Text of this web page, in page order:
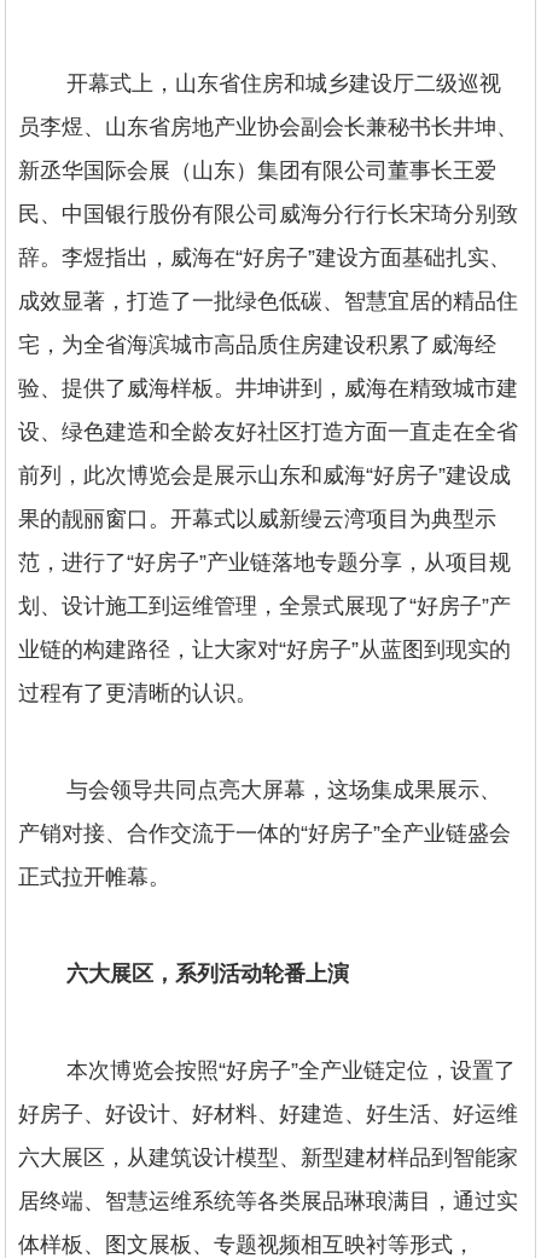
开幕式上，山东省住房和城乡建设厅二级巡视
员李煜、山东省房地产业协会副会长兼秘书长井坤、
新丞华国际会展（山东）集团有限公司董事长王爱
民、中国银行股份有限公司威海分行行长宋琦分别致
辞。李煜指出，威海在“好房子”建设方面基础扎实、
成效显著，打造了一批绿色低碳、智慧宜居的精品住
宅，为全省海滨城市高品质住房建设积累了威海经
验、提供了威海样板。井坤讲到，威海在精致城市建
设、绿色建造和全龄友好社区打造方面一直走在全省
前列，此次博览会是展示山东和威海“好房子”建设成
果的靓丽窗口。开幕式以威新缦云湾项目为典型示
范，进行了“好房子”产业链落地专题分享，从项目规
划、设计施工到运维管理，全景式展现了“好房子”产
业链的构建路径，让大家对“好房子”从蓝图到现实的
过程有了更清晰的认识。
与会领导共同点亮大屏幕，这场集成果展示、
产销对接、合作交流于一体的“好房子”全产业链盛会
正式拉开帷幕。
六大展区，系列活动轮番上演
本次博览会按照“好房子”全产业链定位，设置了
好房子、好设计、好材料、好建造、好生活、好运维
六大展区，从建筑设计模型、新型建材样品到智能家
居终端、智慧运维系统等各类展品琳琅满目，通过实
体样板、图文展板、专题视频相互映衬等形式，